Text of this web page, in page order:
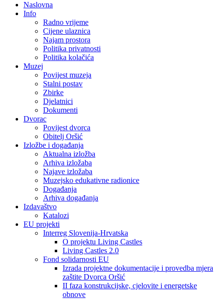
Naslovna
Info
Radno vrijeme
Cijene ulaznica
Najam prostora
Politika privatnosti
Politika kolačića
Muzej
Povijest muzeja
Stalni postav
Zbirke
Djelatnici
Dokumenti
Dvorac
Povijest dvorca
Obitelj Oršić
Izložbe i događanja
Aktualna izložba
Arhiva izložaba
Najave izložaba
Muzejsko edukativne radionice
Događanja
Arhiva događanja
Izdavaštvo
Katalozi
EU projekti
Interreg Slovenija-Hrvatska
O projektu Living Castles
Living Castles 2.0
Fond solidarnosti EU
Izrada projektne dokumentacije i provedba mjera
zaštite Dvorca Oršić
II faza konstrukcijske, cjelovite i energetske
obnove